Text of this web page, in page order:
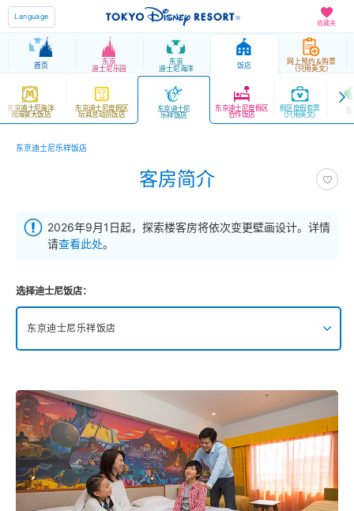
收藏夹
Language
首页 东京
迪士尼乐园
东京
迪士尼海洋 饭店 网上预约＆购票
（只用英文）
东京迪士尼海洋
观海景大饭店
东京迪士尼度假区
玩具总动员饭店
东京迪士尼
乐祥饭店
东京迪士尼度假区
合作饭店
假区度假套票
（只用英文） 帮
东京迪士尼乐祥饭店
客房简介
2026年9月1日起，探索楼客房将依次变更壁画设计。详情
请查看此处。
选择迪士尼饭店：
东京迪士尼乐祥饭店
东京迪士尼海洋梦幻泉乡大饭店 梦幻馆
东京迪士尼乐园大饭店
迪士尼大使大饭店